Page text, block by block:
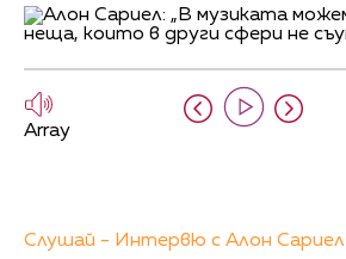
Array
Слушай - Интервю с Алон Сариел